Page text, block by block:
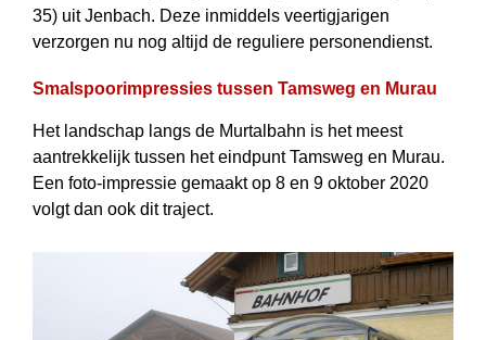
35) uit Jenbach. Deze inmiddels veertigjarigen
verzorgen nu nog altijd de reguliere personendienst.
Smalspoorimpressies tussen Tamsweg en Murau
Het landschap langs de Murtalbahn is het meest
aantrekkelijk tussen het eindpunt Tamsweg en Murau.
Een foto-impressie gemaakt op 8 en 9 oktober 2020
volgt dan ook dit traject.